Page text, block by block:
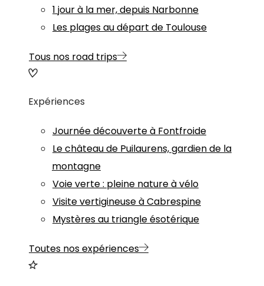
1 jour à la mer, depuis Narbonne
Les plages au départ de Toulouse
Tous nos road trips
Expériences
Journée découverte à Fontfroide
Le château de Puilaurens, gardien de la
montagne
Voie verte : pleine nature à vélo
Visite vertigineuse à Cabrespine
Mystères au triangle ésotérique
Toutes nos expériences